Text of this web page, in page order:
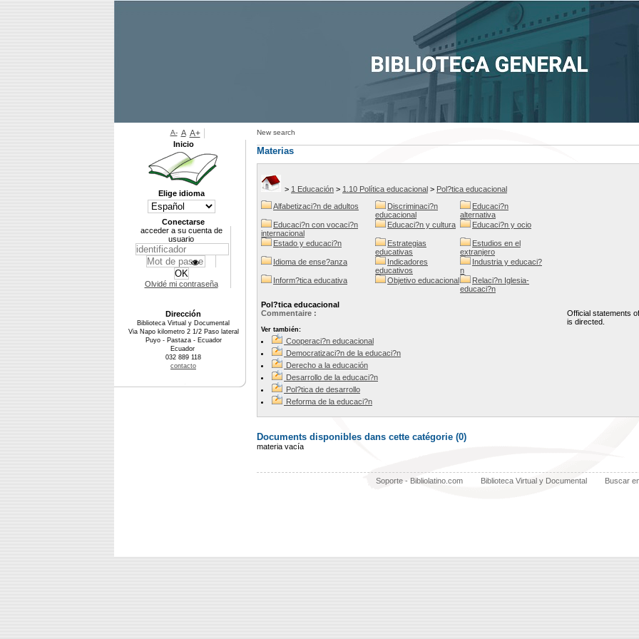
New search
Materias
> 1 Educación > 1.10 Política educacional > Pol?tica educacional
Alfabetizaci?n de adultos
Discriminaci?n
educacional
Educaci?n
alternativa
Educaci?n con vocaci?n
internacional
Educaci?n y cultura Educaci?n y ocio
Estado y educaci?n
Estrategias
educativas
Estudios en el
extranjero
Idioma de ense?anza
Indicadores
educativos
Industria y educaci?
n
Inform?tica educativa
Objetivo educacional
Relaci?n Iglesia-
educaci?n
Pol?tica educacional
Commentaire :
Official statements
is directed.
Ver también:
Cooperaci?n educacional
Democratizaci?n de la educaci?n
Derecho a la educación
Desarrollo de la educaci?n
Pol?tica de desarrollo
Reforma de la educaci?n
Documents disponibles dans cette catégorie (0)
materia vacía
Soporte - Bibliolatino.com Biblioteca Virtual y Documental Buscar
A- A A+
Inicio
Elige idioma
Conectarse
acceder a su cuenta de
usuario
Olvidé mi contraseña
Dirección
Biblioteca Virtual y Documental
Via Napo kilometro 2 1/2 Paso lateral
Puyo - Pastaza - Ecuador
Ecuador
032 889 118
contacto